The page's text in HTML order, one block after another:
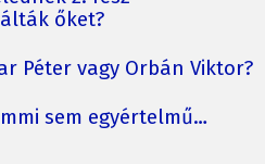
őket?
Péter vagy Orbán Viktor?
sem egyértelmű…